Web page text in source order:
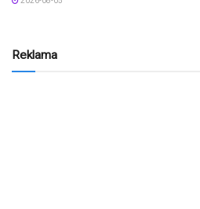
Reklama